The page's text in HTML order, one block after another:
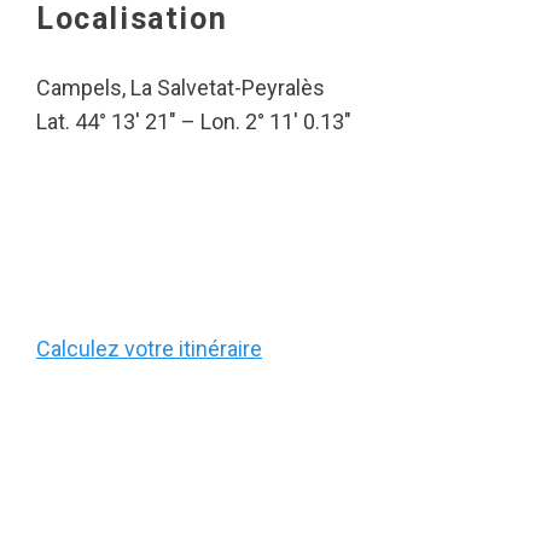
Localisation
Campels, La Salvetat-Peyralès
Lat. 44° 13′ 21″ – Lon. 2° 11′ 0.13″
Calculez votre itinéraire